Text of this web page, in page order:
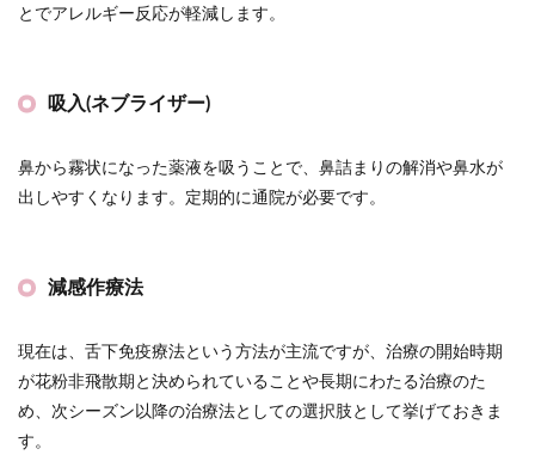
とでアレルギー反応が軽減します。
吸入(ネブライザー)
鼻から霧状になった薬液を吸うことで、鼻詰まりの解消や鼻水が
出しやすくなります。定期的に通院が必要です。
減感作療法
現在は、舌下免疫療法という方法が主流ですが、治療の開始時期
が花粉非飛散期と決められていることや長期にわたる治療のた
め、次シーズン以降の治療法としての選択肢として挙げておきま
す。